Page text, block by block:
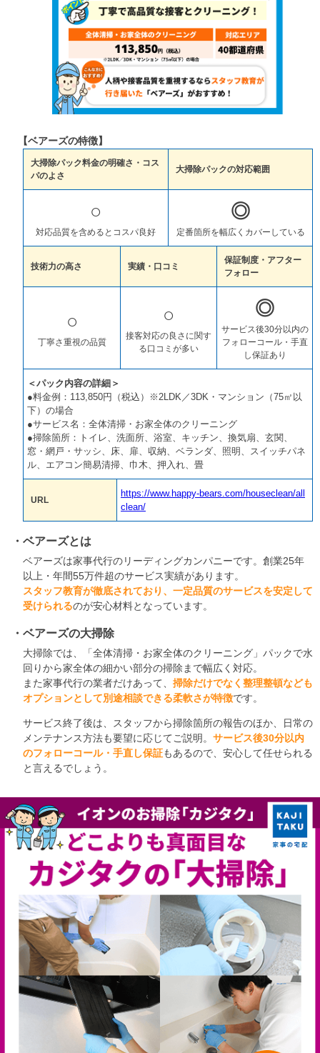
【ベアーズの特徴】
大掃除パック料金の明確さ・コス
パのよさ
大掃除パックの対応範囲
○
対応品質を含めるとコスパ良好
◎
定番箇所を幅広くカバーしている
技術力の高さ 実績・口コミ
保証制度・アフター
フォロー
○
丁寧さ重視の品質
○
接客対応の良さに関す
る口コミが多い
◎
サービス後30分以内の
フォローコール・手直
し保証あり
＜パック内容の詳細＞
●料金例：113,850円（税込）※2LDK／3DK・マンション（75㎡以
下）の場合
●サービス名：全体清掃・お家全体のクリーニング
●掃除箇所：トイレ、洗面所、浴室、キッチン、換気扇、玄関、
窓・網戸・サッシ、床、扉、収納、ベランダ、照明、スイッチパネ
ル、エアコン簡易清掃、巾木、押入れ、畳
URL
https://www.happy-bears.com/houseclean/all
clean/
ベアーズとは
ベアーズは家事代行のリーディングカンパニーです。創業25年
以上・年間55万件超のサービス実績があります。
スタッフ教育が徹底されており、一定品質のサービスを安定して
受けられるのが安心材料となっています。
ベアーズの大掃除
大掃除では、「全体清掃・お家全体のクリーニング」パックで水
回りから家全体の細かい部分の掃除まで幅広く対応。
また家事代行の業者だけあって、 掃除だけでなく整理整頓なども
オプションとして別途相談できる柔軟さが特徴です。
サービス終了後は、スタッフから掃除箇所の報告のほか、日常の
メンテナンス方法も要望に応じてご説明。 サービス後30分以内
のフォローコール・手直し保証もあるので、安心して任せられる
と言えるでしょう。